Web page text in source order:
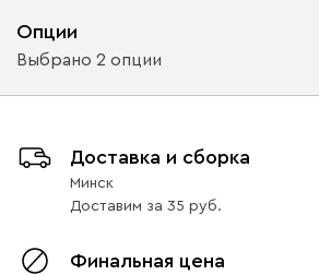
Опции
Выбрано 2 опции
с доводчиками без доводчиков
с доводчиками без доводчиков
Доставка и сборка
Минск
Доставим за 35
Финальная цена